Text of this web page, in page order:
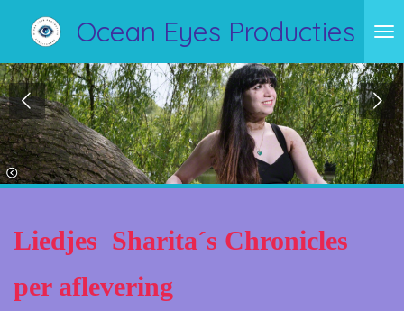
direct
naar
de
hoofdinhoud
Ocean Eyes Producties
Liedjes Sharita´s Chronicles
per aflevering